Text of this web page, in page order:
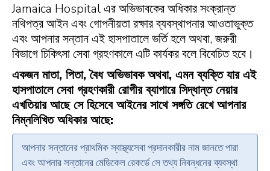
Jamaica Hospital এর অভিভাবকের অধিকার সংক্রান্ত
নথিপত্র আইন এবং গোপনীয়তা রক্ষার ব্যবস্থাপনার আওতাভুক্ত
এবং আপনার সন্তান এই হাসপাতালে ভর্তি হলে অথবা, জরুরী
বিভাগে চিকিৎসা সেবা গ্রহণকালে এটি কার্যকর বলে বিবেচিত হবে।
একজন মাতা, পিতা, বৈধ অভিভাবক অথবা, এমন ব্যক্তি যার এই
হাসপাতালে সেবা গ্রহণকারী রোগীর ব্যাপারে সিদ্ধান্ত নেয়ার
এখতিয়ার আছে সে হিসেবে আইনের সাথে সঙ্গতি রেখে আপনার
নিম্নলিখিত অধিকার আছে:
আপনার সন্তানের প্রাথমিক স্বাস্থ্যসেবা প্রদানকারীর নাম জানতে পারা
এবং আপনার সন্তানের মেডিকেল রেকর্ডে সে তথ্য নিবন্ধনের ব্যবস্থা